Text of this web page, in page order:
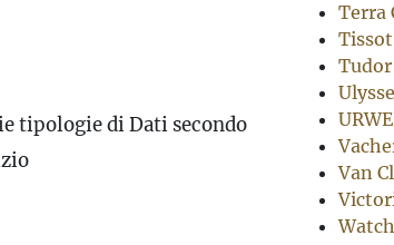
tipologie di Dati secondo
Terra
Tissot
Tudor
Van